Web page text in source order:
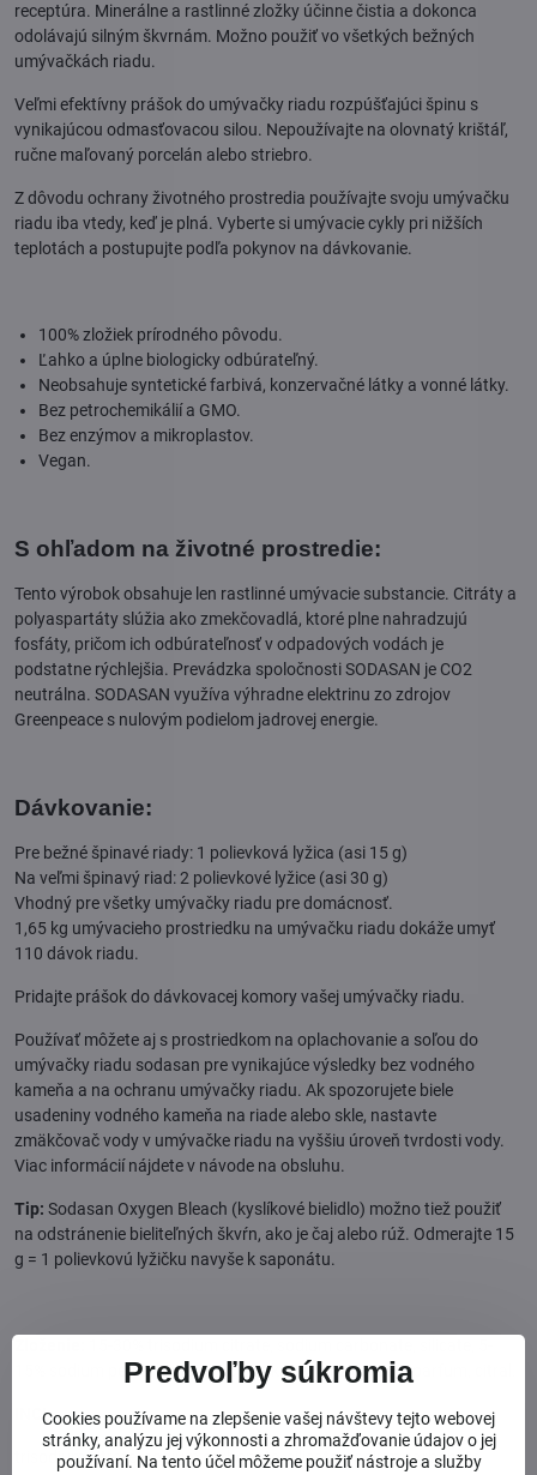
receptúra. Minerálne a rastlinné zložky účinne čistia a dokonca
odolávajú silným škvrnám. Možno použiť vo všetkých bežných
umývačkách riadu.
Veľmi efektívny prášok do umývačky riadu rozpúšťajúci špinu s
vynikajúcou odmasťovacou silou. Nepoužívajte na olovnatý krištáľ,
ručne maľovaný porcelán alebo striebro.
Z dôvodu ochrany životného prostredia používajte svoju umývačku
riadu iba vtedy, keď je plná. Vyberte si umývacie cykly pri nižších
teplotách a postupujte podľa pokynov na dávkovanie.
100% zložiek prírodného pôvodu.
Ľahko a úplne biologicky odbúrateľný.
Neobsahuje syntetické farbivá, konzervačné látky a vonné látky.
Bez petrochemikálií a GMO.
Bez enzýmov a mikroplastov.
Vegan.
S ohľadom na životné prostredie:
Tento výrobok obsahuje len rastlinné umývacie substancie. Citráty a
polyaspartáty slúžia ako zmekčovadlá, ktoré plne nahradzujú
fosfáty, pričom ich odbúrateľnosť v odpadových vodách je
podstatne rýchlejšia. Prevádzka spoločnosti SODASAN je CO2
neutrálna. SODASAN využíva výhradne elektrinu zo zdrojov
Greenpeace s nulovým podielom jadrovej energie.
Dávkovanie:
Pre bežné špinavé riady: 1 polievková lyžica (asi 15 g)
Na veľmi špinavý riad: 2 polievkové lyžice (asi 30 g)
Vhodný pre všetky umývačky riadu pre domácnosť.
1,65 kg umývacieho prostriedku na umývačku riadu dokáže umyť
110 dávok riadu.
Pridajte prášok do dávkovacej komory vašej umývačky riadu.
Používať môžete aj s prostriedkom na oplachovanie a soľou do
umývačky riadu sodasan pre vynikajúce výsledky bez vodného
kameňa a na ochranu umývačky riadu. Ak spozorujete biele
usadeniny vodného kameňa na riade alebo skle, nastavte
zmäkčovač vody v umývačke riadu na vyššiu úroveň tvrdosti vody.
Viac informácií nájdete v návode na obsluhu.
Tip: Sodasan Oxygen Bleach (kyslíkové bielidlo) možno tiež použiť
na odstránenie bieliteľných škvŕn, ako je čaj alebo rúž. Odmerajte 15
g = 1 polievkovú lyžičku navyše k saponátu.
15% sodium percarbonate, < 5% cukrový tenzid, voda, parfum, citral.
INCI:
trisodium citrate, sodium carbonate, silicate, sodium carbonate
Predvoľby súkromia
Cookies používame na zlepšenie vašej návštevy tejto webovej
stránky, analýzu jej výkonnosti a zhromažďovanie údajov o jej
používaní. Na tento účel môžeme použiť nástroje a služby